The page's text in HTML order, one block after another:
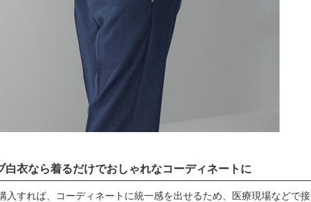
白衣なら着るだけでおしゃれなコーディネートに
入すれば、コーディネートに統一感を出せるため、医療現場などで接